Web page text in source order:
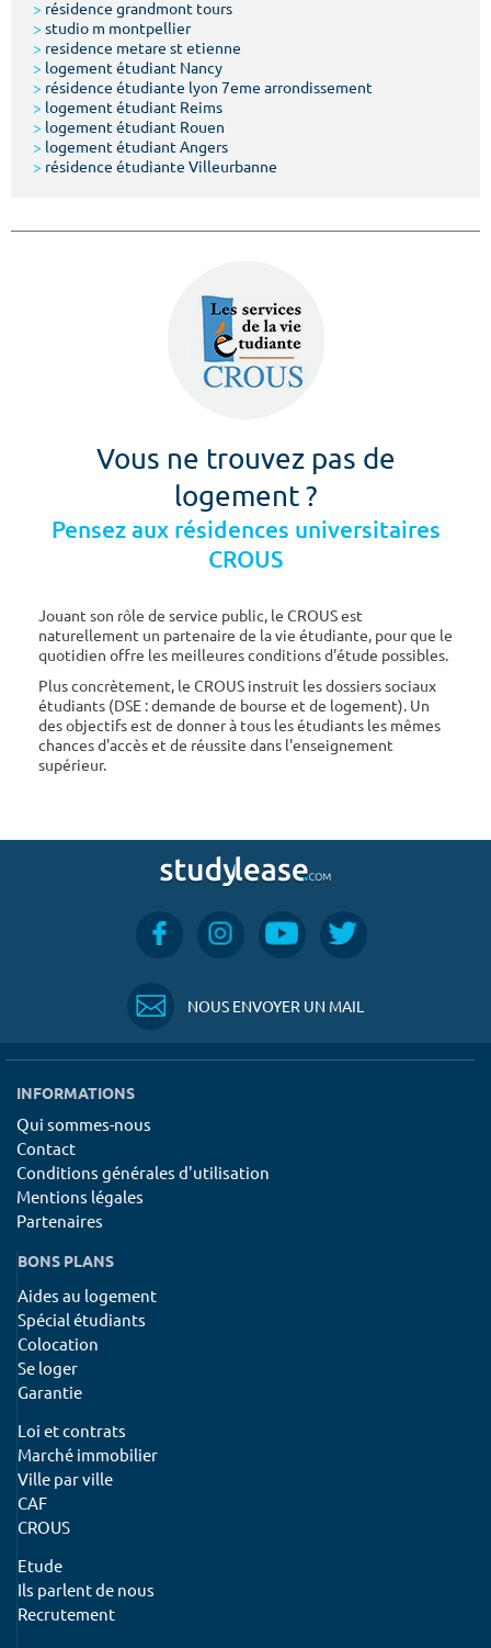
> résidence grandmont tours
> studio m montpellier
> residence metare st etienne
> logement étudiant Nancy
> résidence étudiante lyon 7eme arrondissement
> logement étudiant Reims
> logement étudiant Rouen
> logement étudiant Angers
> résidence étudiante Villeurbanne
Vous ne trouvez pas de
logement ?
Pensez aux résidences universitaires
CROUS
Jouant son rôle de service public, le CROUS est
naturellement un partenaire de la vie étudiante, pour que le
quotidien offre les meilleures conditions d'étude possibles.
Plus concrètement, le CROUS instruit les dossiers sociaux
étudiants (DSE : demande de bourse et de logement). Un
des objectifs est de donner à tous les étudiants les mêmes
chances d'accès et de réussite dans l'enseignement
supérieur.
NOUS ENVOYER UN MAIL
INFORMATIONS
Qui sommes-nous
Contact
Conditions générales d'utilisation
Mentions légales
Partenaires
BONS PLANS
Aides au logement
Spécial étudiants
Colocation
Se loger
Garantie
Loi et contrats
Marché immobilier
Ville par ville
CAF
CROUS
Etude
Ils parlent de nous
Recrutement